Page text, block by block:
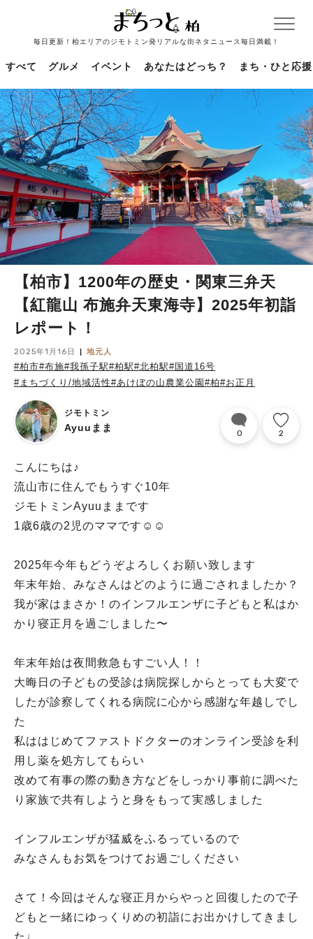
毎日更新！柏エリアのジモトミン発リアルな街ネタニュース毎日満載！
すべて グルメ イベント あなたはどっち？ まち・ひと応援
【柏市】1200年の歴史・関東三弁天
【紅龍山 布施弁天東海寺】2025年初詣
レポート！
2025年1月16日 地元人
#柏市#布施#我孫子駅#柏駅#北柏駅#国道16号
#まちづくり/地域活性#あけぼの山農業公園 #柏#お正月
ジモトミン
Ayuuまま 0 2
こんにちは♪
流山市に住んでもうすぐ10年
ジモトミンAyuuままです
1歳6歳の2児のママです☺︎☺︎
2025年今年もどうぞよろしくお願い致します
年末年始、みなさんはどのように過ごされましたか？
我が家はまさか！のインフルエンザに子どもと私はか
かり寝正月を過ごしました〜
年末年始は夜間救急もすごい人！！
大晦日の子どもの受診は病院探しからとっても大変で
したが診察してくれる病院に心から感謝な年越しでし
た
私ははじめてファストドクターのオンライン受診を利
用し薬を処方してもらい
改めて有事の際の動き方などをしっかり事前に調べた
り家族で共有しようと身をもって実感しました
インフルエンザが猛威をふるっているので
みなさんもお気をつけてお過ごしください
さて！今回はそんな寝正月からやっと回復したので子
どもと一緒にゆっくりめの初詣にお出かけしてきまし
た♩